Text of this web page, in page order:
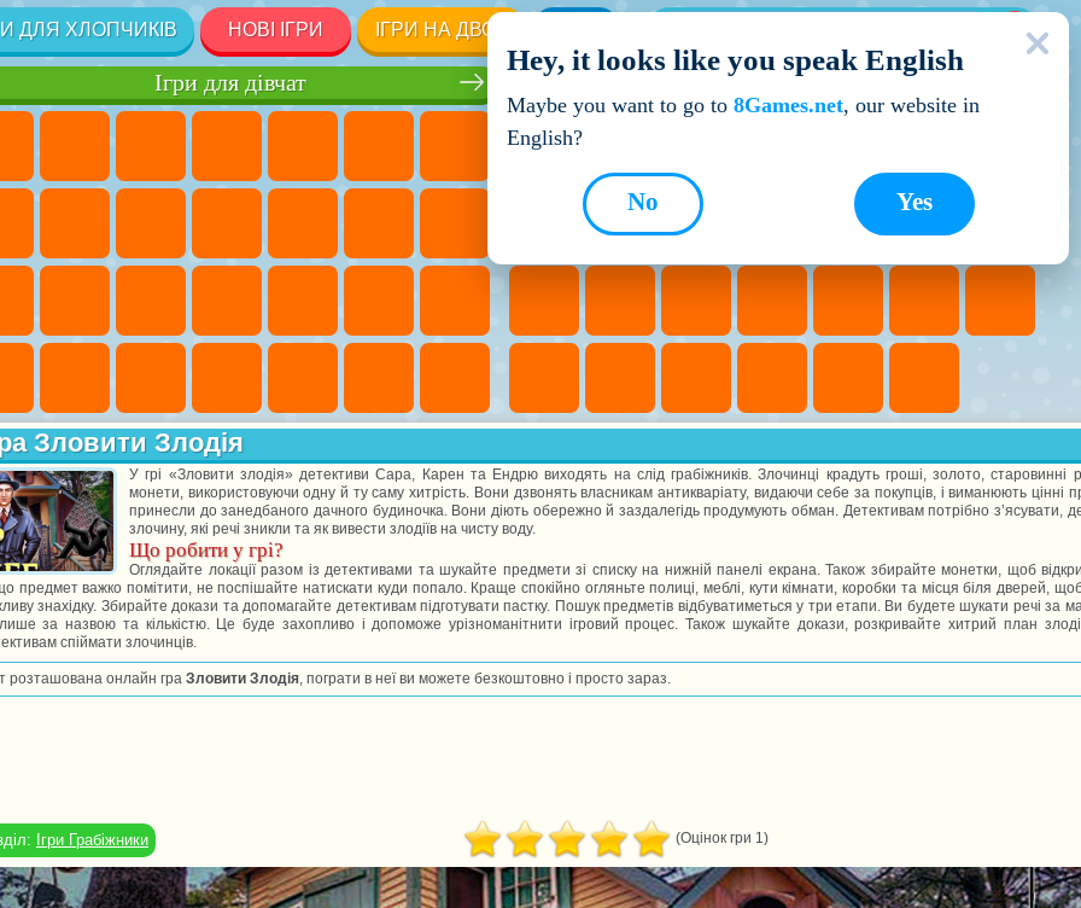
ДЛЯ ХЛОПЧИКІВ НОВІ ІГРИ ІГРИ НА ДВОХ
Кращі ігри
Ігри для дівчат
Зловити Злодія
У грі «Зловити злодія» детективи Сара, Карен та Ендрю виходять на слід грабіжників. Злочинці крадуть гроші, золото, старовинні
монети, використовуючи одну й ту саму хитрість. Вони дзвонять власникам антикваріату, видаючи себе за покупців, і виманюють цінні
принесли до занедбаного дачного будиночка. Вони діють обережно й заздалегідь продумують обман. Детективам потрібно з’ясувати,
злочину, які речі зникли та як вивести злодіїв на чисту воду.
Що робити у грі?
Оглядайте локації разом із детективами та шукайте предмети зі списку на нижній панелі екрана. Також збирайте монетки, щоб
предмет важко помітити, не поспішайте натискати куди попало. Краще спокійно огляньте полиці, меблі, кути кімнати, коробки та місця біля дверей,
знахідку. Збирайте докази та допомагайте детективам підготувати пастку. Пошук предметів відбуватиметься у три етапи. Ви будете шукати речі за
за назвою та кількістю. Це буде захопливо і допоможе урізноманітнити ігровий процес. Також шукайте докази, розкривайте хитрий план
спіймати злочинців.
розташована онлайн гра Зловити Злодія, пограти в неї ви можете безкоштовно і просто зараз.
Ігри Грабіжники (Оцінок гри 1)
Hey, it looks like you speak English
Maybe you want to go to 8Games.net, our website in
English?
Yes
No